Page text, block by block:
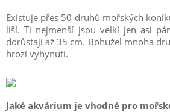
Existuje přes 50 druhů mořských
liší. Ti nejmenší jsou velkí jen asi
dorůstají až 35 cm. Bohužel mnoha
hrozí vyhynutí.
Jaké akvárium je vhodné pro